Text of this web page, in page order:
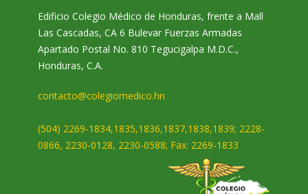
Edificio Colegio Médico de Honduras, frente a Mall
Las Cascadas, CA 6 Bulevar Fuerzas Armadas
Apartado Postal No. 810 Tegucigalpa M.D.C.,
Honduras, C.A.
contacto@colegiomedico.hn
(504) 2269-1834,1835,1836,1837,1838,1839; 2228-
0866, 2230-0128, 2230-0588; Fax: 2269-1833